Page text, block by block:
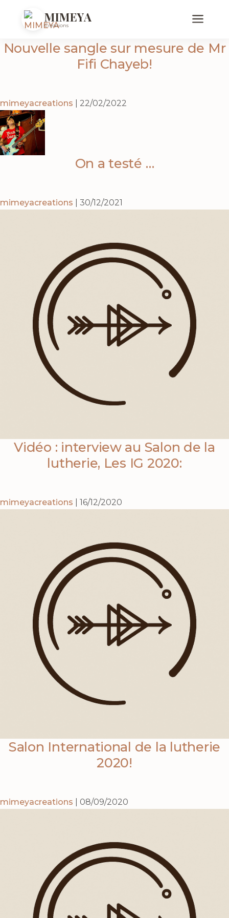
MIMEYA
Créations
Non classé
Nouvelle sangle sur mesure de Mr
Fifi Chayeb!
mimeyacreations 22/02/2022
On a testé …
mimeyacreations 30/12/2021
Vidéo : interview au Salon de la
lutherie, Les IG 2020:
mimeyacreations 16/12/2020
Salon International de la lutherie
2020!
mimeyacreations 08/09/2020